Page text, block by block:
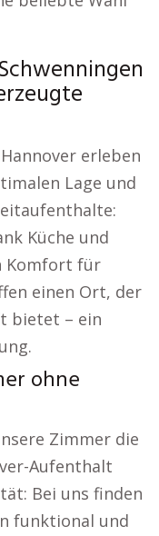
erleben
Lage und
Küche und
Komfort für
einen Ort, der
bietet – ein
ohne
Zimmer die
Aufenthalt
Bei uns finden
funktional und